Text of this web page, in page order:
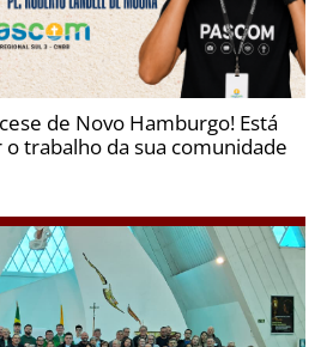
de Novo Hamburgo! Está
trabalho da sua comunidade